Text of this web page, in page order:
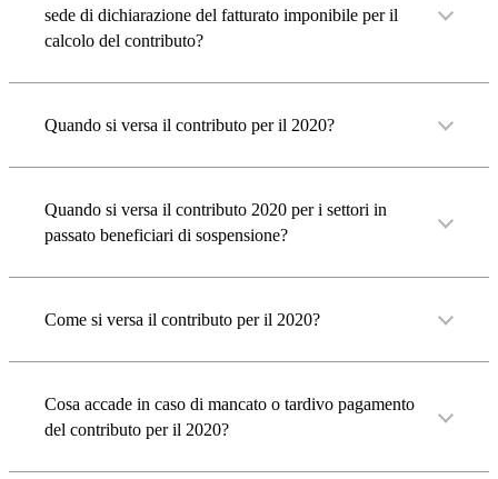
sede di dichiarazione del fatturato imponibile per il
calcolo del contributo?
Quando si versa il contributo per il 2020?
Quando si versa il contributo 2020 per i settori in
passato beneficiari di sospensione?
Come si versa il contributo per il 2020?
Cosa accade in caso di mancato o tardivo pagamento
del contributo per il 2020?